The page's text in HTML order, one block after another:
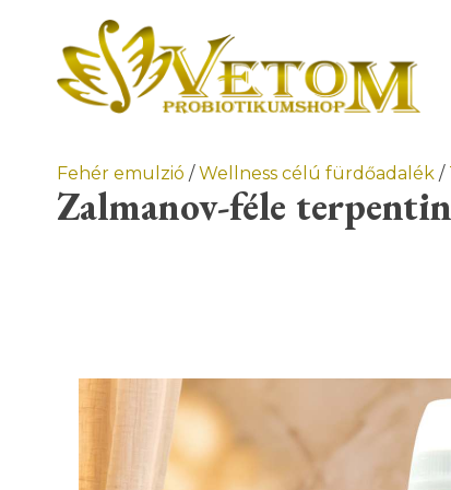
Vetom * Az emberek számára
A Vetom Probiotikum Története
Tapasztalatok alapján
Fehér emulzió /Wellness célú fürdőadalék /
Zalmanov-féle